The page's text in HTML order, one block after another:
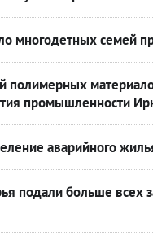
многодетных семей
полимерных
промышленности
аварийного
подали больше всех